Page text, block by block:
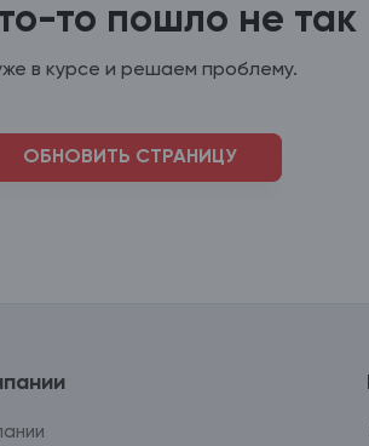
то пошло не так
в курсе и решаем проблему.
ОБНОВИТЬ СТРАНИЦУ